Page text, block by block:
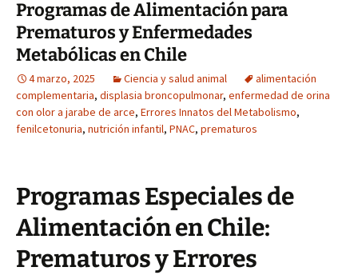
Programas de Alimentación para
Prematuros y Enfermedades
Metabólicas en Chile
4 marzo, 2025 Ciencia y salud animal
alimentación
complementaria, displasia broncopulmonar, enfermedad de orina
con olor a jarabe de arce, Errores Innatos del Metabolismo,
fenilcetonuria, nutrición infantil, PNAC, prematuros
Programas Especiales de
Alimentación en Chile:
Prematuros y Errores